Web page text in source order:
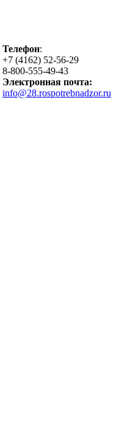
Телефон:
+7 (4162) 52-56-29
8-800-555-49-43
Электронная почта:
info@28.rospotrebnadzor.ru